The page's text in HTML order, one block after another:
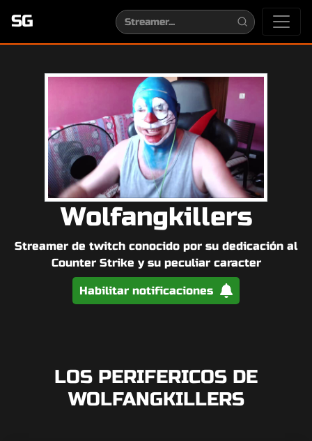
SG
Wolfangkillers
Streamer de twitch conocido por su dedicación al
Counter Strike y su peculiar caracter
Habilitar notificaciones
LOS PERIFERICOS DE
WOLFANGKILLERS